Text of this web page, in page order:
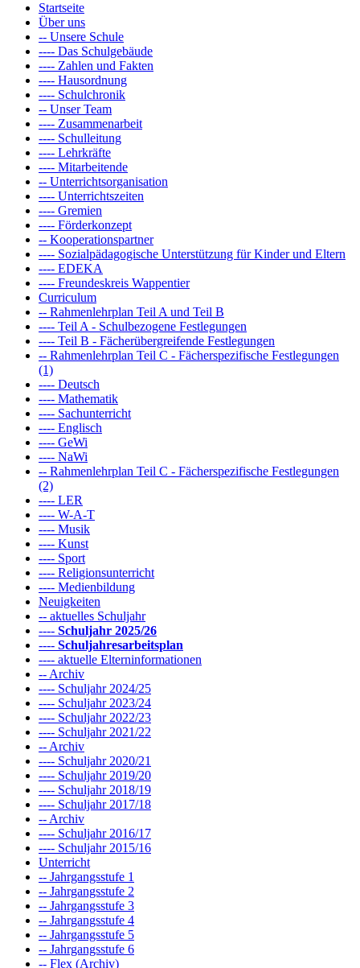
Startseite
Über uns
-- Unsere Schule
---- Das Schulgebäude
---- Zahlen und Fakten
---- Hausordnung
---- Schulchronik
-- Unser Team
---- Zusammenarbeit
---- Schulleitung
---- Lehrkräfte
---- Mitarbeitende
-- Unterrichtsorganisation
---- Unterrichtszeiten
---- Gremien
---- Förderkonzept
-- Kooperationspartner
---- Sozialpädagogische Unterstützung für Kinder und Eltern
---- EDEKA
---- Freundeskreis Wappentier
Curriculum
-- Rahmenlehrplan Teil A und Teil B
---- Teil A - Schulbezogene Festlegungen
---- Teil B - Fächerübergreifende Festlegungen
-- Rahmenlehrplan Teil C - Fächerspezifische Festlegungen
(1)
---- Deutsch
---- Mathematik
---- Sachunterricht
---- Englisch
---- GeWi
---- NaWi
-- Rahmenlehrplan Teil C - Fächerspezifische Festlegungen
(2)
---- LER
---- W-A-T
---- Musik
---- Kunst
---- Sport
---- Religionsunterricht
---- Medienbildung
Neuigkeiten
-- aktuelles Schuljahr
---- Schuljahr 2025/26
---- Schuljahresarbeitsplan
---- aktuelle Elterninformationen
-- Archiv
---- Schuljahr 2024/25
---- Schuljahr 2023/24
---- Schuljahr 2022/23
---- Schuljahr 2021/22
-- Archiv
---- Schuljahr 2020/21
---- Schuljahr 2019/20
---- Schuljahr 2018/19
---- Schuljahr 2017/18
-- Archiv
---- Schuljahr 2016/17
---- Schuljahr 2015/16
Unterricht
-- Jahrgangsstufe 1
-- Jahrgangsstufe 2
-- Jahrgangsstufe 3
-- Jahrgangsstufe 4
-- Jahrgangsstufe 5
-- Jahrgangsstufe 6
-- Flex (Archiv)